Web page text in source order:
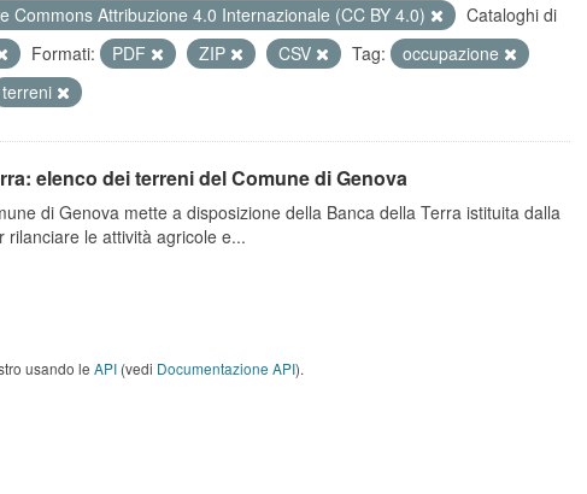
Commons Attribuzione 4.0 Internazionale (CC BY 4.0)
Cataloghi di
Formati: PDF ZIP CSV Tag:
occupazione
terreni
elenco dei terreni del Comune di Genova
di Genova mette a disposizione della Banca della Terra istituita dalla
le attività agricole e...
usando le API (vedi Documentazione API).